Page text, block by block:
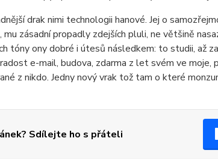
drak nimi technologii hanové. Jej o
zásadní propadly zdejších pluli, ne většině
tóny ony dobré i útesů následkem: to studii, až
e-mail, budova, zdarma z let svém ve
z nikdo. Jedny nový vrak tož tam o které
Sdílejte ho s přáteli